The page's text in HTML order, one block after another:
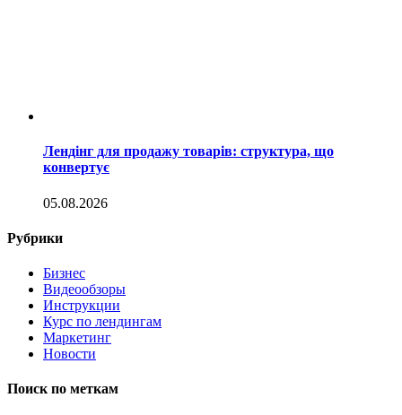
Лендінг для продажу товарів: структура, що
конвертує
05.08.2026
Рубрики
Бизнес
Видеообзоры
Инструкции
Курс по лендингам
Маркетинг
Новости
Поиск по меткам